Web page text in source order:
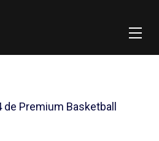
Premium Basketball